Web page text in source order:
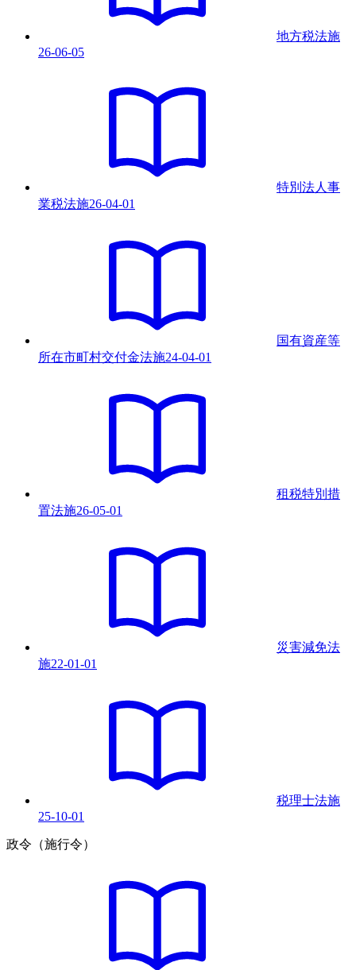
地方税法施
26-06-05
特別法人事
業税法施26-04-01
国有資産等
所在市町村交付金法施24-04-01
租税特別措
置法施26-05-01
災害減免法
施22-01-01
税理士法施
25-10-01
政令（施行令）